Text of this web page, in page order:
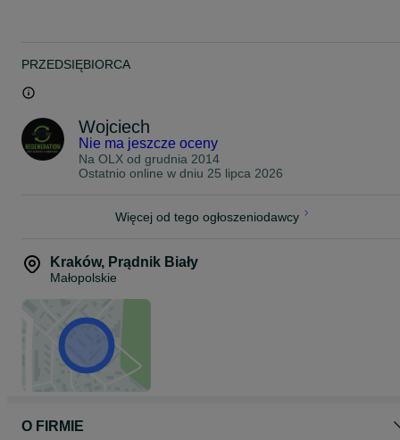
- Redukujemy czas naprawy do minimum (ok. 48h)
Wszelkie informacje pod numerem telefonu- Pięć Jeden Osiem
Sześć Dwa Pięć Zero Dwa
PRZEDSIĘBIORCA
Wojciech
Nie ma jeszcze oceny
Na OLX od grudnia 2014
Ostatnio online w dniu 25 lipca 2026
Więcej od tego ogłoszeniodawcy
Kraków, Prądnik Biały
Małopolskie
O FIRMIE